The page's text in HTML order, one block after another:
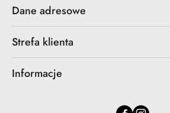
Dane adresowe
Strefa klienta
Informacje